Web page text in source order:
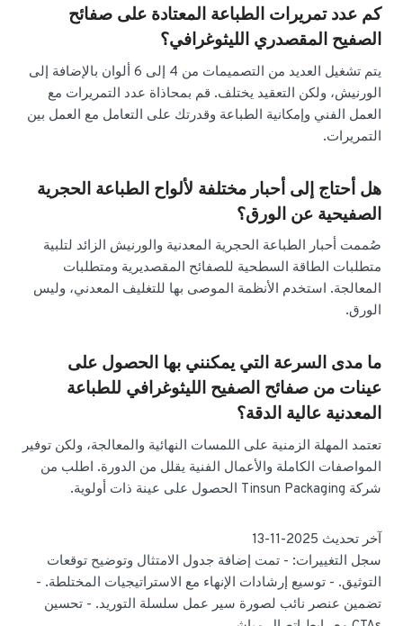
كم عدد تمريرات الطباعة المعتادة على صفائح
الصفيح المقصدري الليثوغرافي؟
يتم تشغيل العديد من التصميمات من 4 إلى 6 ألوان بالإضافة إلى
الورنيش، ولكن التعقيد يختلف. قم بمحاذاة عدد التمريرات مع
العمل الفني وإمكانية الطباعة وقدرتك على التعامل مع العمل بين
التمريرات.
هل أحتاج إلى أحبار مختلفة لألواح الطباعة الحجرية
الصفيحية عن الورق؟
صُممت أحبار الطباعة الحجرية المعدنية والورنيش الزائد لتلبية
متطلبات الطاقة السطحية للصفائح المقصديرية ومتطلبات
المعالجة. استخدم الأنظمة الموصى بها للتغليف المعدني، وليس
الورق.
ما مدى السرعة التي يمكنني بها الحصول على
عينات من صفائح الصفيح الليثوغرافي للطباعة
المعدنية عالية الدقة؟
تعتمد المهلة الزمنية على اللمسات النهائية والمعالجة، ولكن توفير
المواصفات الكاملة والأعمال الفنية يقلل من الدورة. اطلب من
شركة Tinsun Packaging الحصول على عينة ذات أولوية.
آخر تحديث 2025-11-13
سجل التغييرات: - تمت إضافة جدول الامتثال وتوضيح توقعات
التوثيق. - توسيع إرشادات الإنهاء مع الاستراتيجيات المختلطة. -
تضمين عنصر نائب لصورة سير عمل سلسلة التوريد. - تحسين